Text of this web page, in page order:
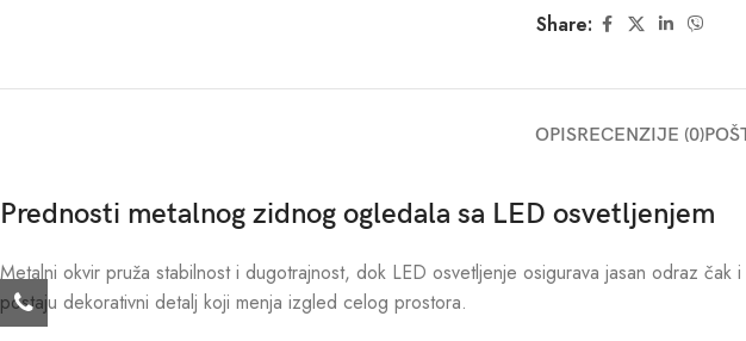
Share:
OPISRECENZIJE (0)
Prednosti metalnog zidnog ogledala sa LED osvetljenjem
Metalni okvir pruža stabilnost i dugotrajnost, dok LED osvetljenje osigurava jasan odraz
postaju dekorativni detalj koji menja izgled celog prostora.